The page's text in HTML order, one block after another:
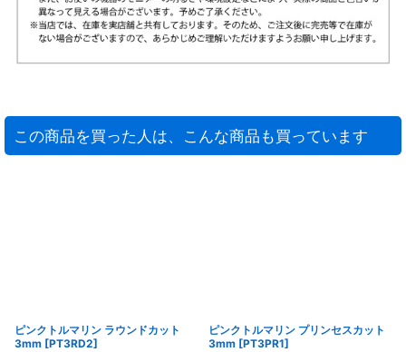
この商品を買った人は、こんな商品も買っています
ピンクトルマリン ラウンドカット
3mm [PT3RD2]
ピンクトルマリン プリンセスカット
3mm [PT3PR1]